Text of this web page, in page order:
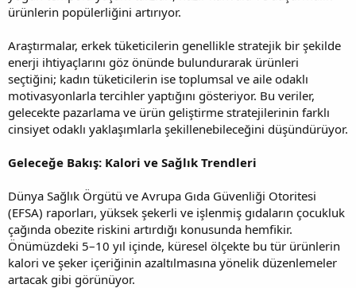
ürünlerin popülerliğini artırıyor.
Araştırmalar, erkek tüketicilerin genellikle stratejik bir şekilde
enerji ihtiyaçlarını göz önünde bulundurarak ürünleri
seçtiğini; kadın tüketicilerin ise toplumsal ve aile odaklı
motivasyonlarla tercihler yaptığını gösteriyor. Bu veriler,
gelecekte pazarlama ve ürün geliştirme stratejilerinin farklı
cinsiyet odaklı yaklaşımlarla şekillenebileceğini düşündürüyor.
Geleceğe Bakış: Kalori ve Sağlık Trendleri
Dünya Sağlık Örgütü ve Avrupa Gıda Güvenliği Otoritesi
(EFSA) raporları, yüksek şekerli ve işlenmiş gıdaların çocukluk
çağında obezite riskini artırdığı konusunda hemfikir.
Önümüzdeki 5–10 yıl içinde, küresel ölçekte bu tür ürünlerin
kalori ve şeker içeriğinin azaltılmasına yönelik düzenlemeler
artacak gibi görünüyor.